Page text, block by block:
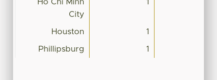
Ho Chi Minh
City
1
Houston 1
Phillipsburg 1